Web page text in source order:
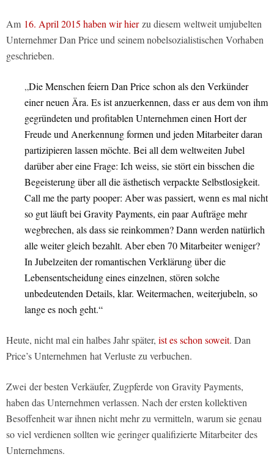
Am 16. April 2015 haben wir hierzu diesem weltweit umjubelten
Unternehmer Dan Price und seinem nobelsozialistischen Vorhaben
geschrieben.
„Die Menschen feiern Dan Price schon als den Verkünder
einer neuen Ära. Es ist anzuerkennen, dass er aus dem von ihm
gegründeten und profitablen Unternehmen einen Hort der
Freude und Anerkennung formen und jeden Mitarbeiter daran
partizipieren lassen möchte. Bei all dem weltweiten Jubel
darüber aber eine Frage: Ich weiss, sie stört ein bisschen die
Begeisterung über all die ästhetisch verpackte Selbstlosigkeit.
Call me the party pooper: Aber was passiert, wenn es mal nicht
so gut läuft bei Gravity Payments, ein paar Aufträge mehr
wegbrechen, als dass sie reinkommen? Dann werden natürlich
alle weiter gleich bezahlt. Aber eben 70 Mitarbeiter weniger?
In Jubelzeiten der romantischen Verklärung über die
Lebensentscheidung eines einzelnen, stören solche
unbedeutenden Details, klar. Weitermachen, weiterjubeln, so
lange es noch geht.“
Heute, nicht mal ein halbes Jahr später, ist es schon soweit. Dan
Price’s Unternehmen hat Verluste zu verbuchen.
Zwei der besten Verkäufer, Zugpferde von Gravity Payments,
haben das Unternehmen verlassen. Nach der ersten kollektiven
Besoffenheit war ihnen nicht mehr zu vermitteln, warum sie genau
so viel verdienen sollten wie geringer qualifizierte Mitarbeiter des
Unternehmens.